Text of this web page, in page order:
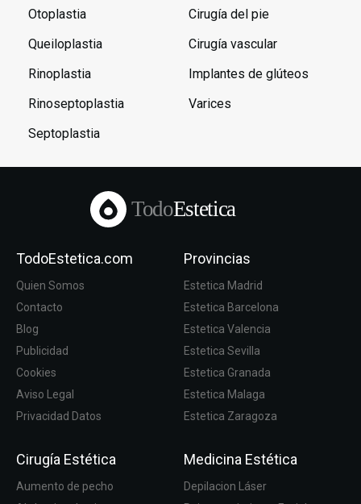
Otoplastia
Queiloplastia
Rinoplastia
Rinoseptoplastia
Septoplastia
Cirugía del pie
Cirugía vascular
Implantes de glúteos
Varices
TodoEstetica
TodoEstetica.com
Quien Somos
Contacto
Blog
Publicidad
Cookies
Aviso Legal
Privacidad Datos
Provincias
Estetica Madrid
Estetica Barcelona
Estetica Valencia
Estetica Sevilla
Estetica Granada
Estetica Malaga
Estetica Zaragoza
Cirugía Estética
Aumento de pecho
Medicina Estética
Depilacion Láser